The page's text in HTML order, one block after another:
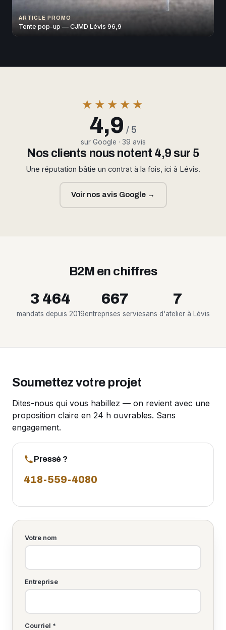
ARTICLE PROMO
Tente pop-up — CJMD Lévis 96,9
★★★★★
4,9 / 5
sur Google · 39 avis
Nos clients nous notent 4,9 sur 5
Une réputation bâtie un contrat à la fois, ici à Lévis.
Voir nos avis Google →
B2M en chiffres
3 464
mandats depuis 2019
667
entreprises servies
7
ans d'atelier à Lévis
Soumettez votre projet
Dites-nous qui vous habillez — on revient avec une
proposition claire en 24 h ouvrables. Sans
engagement.
Pressé ?
418-559-4080
Votre nom
Entreprise
Courriel *